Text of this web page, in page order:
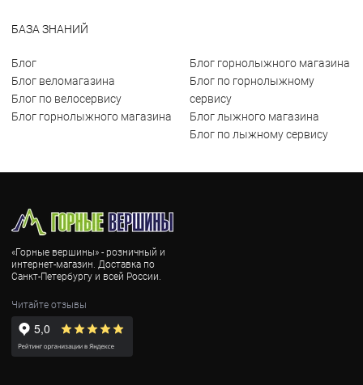
БАЗА ЗНАНИЙ
Блог
Блог веломагазина
Блог по велосервису
Блог горнолыжного магазина
Блог горнолыжного магазина
Блог по горнолыжному
сервису
Блог лыжного магазина
Блог по лыжному сервису
«Горные вершины» - розничный и
интернет-магазин. Доставка по
Санкт-Петербургу и всей России.
Читайте отзывы